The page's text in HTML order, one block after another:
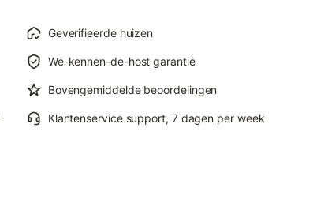
Geverifieerde huizen
We-kennen-de-host garantie
Bovengemiddelde beoordelingen
Klantenservice support, 7 dagen per week